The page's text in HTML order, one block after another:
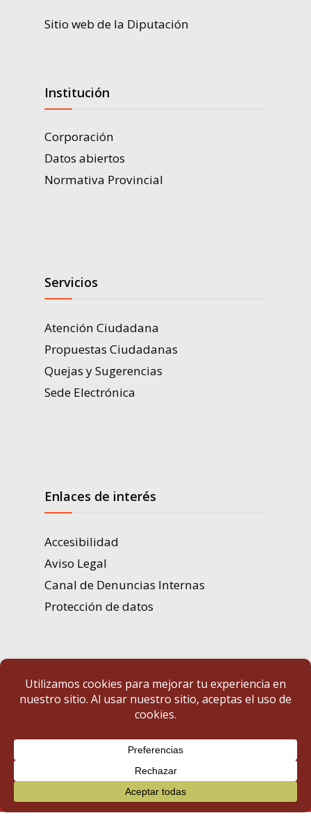
Sitio web de la Diputación
Institución
Corporación
Datos abiertos
Normativa Provincial
Servicios
Atención Ciudadana
Propuestas Ciudadanas
Quejas y Sugerencias
Sede Electrónica
Enlaces de interés
Accesibilidad
Aviso Legal
Canal de Denuncias Internas
Protección de datos
Portal de Transparencia | Diputación de Badajoz